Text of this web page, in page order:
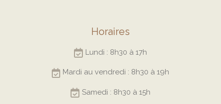
Horaires
Lundi : 8h30 à 17h
Mardi au vendredi : 8h30 à 19h
Samedi : 8h30 à 15h